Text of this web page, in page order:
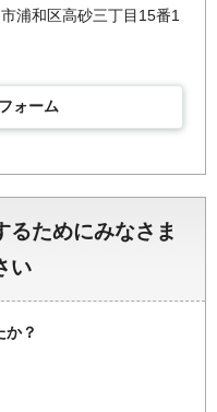
浦和区高砂三丁目15番1
ォーム
るためにみなさま
い
か？